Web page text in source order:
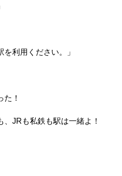
を利用ください。」
！
JRも私鉄も駅は一緒よ！